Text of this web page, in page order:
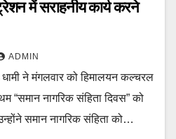
में सराहनीय कार्य करने
ADMIN
ने मंगलवार को हिमालयन कल्चरल
“समान नागरिक संहिता दिवस” को
समान नागरिक संहिता को…